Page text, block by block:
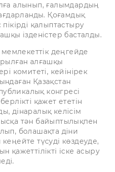
алынып, ғалымдардың
Қоғамдық
қалыптастыру
ізденістер басталды.
мемлекеттік деңгейде
алғашқы
комитеті, кейінірек
Қазақстан
конгресі
қажет ететін
дінаралық келісім
тән байыптылықпен
болашақта діни
түсуді көздеуде,
қажеттілікті іске асыру